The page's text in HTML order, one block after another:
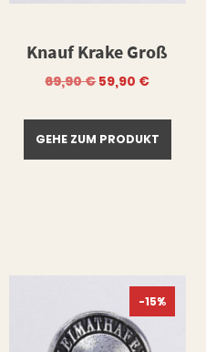
Knauf Krake Groß
69,90€Ursprünglicher
Preis
69,90 €
59,90 €
59,90 €.
GEHE ZUM PRODUKT
-15%